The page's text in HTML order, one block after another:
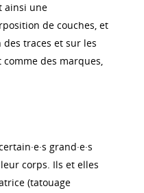
ainsi une
de couches, et
traces et sur les
des marques,
grand·e·s
corps. Ils et elles
(tatouage